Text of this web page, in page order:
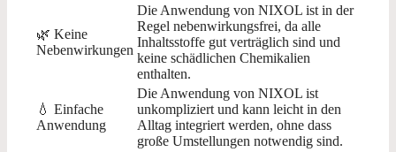
🌿 Keine
Nebenwirkungen
Die Anwendung von NIXOL ist in der
Regel nebenwirkungsfrei, da alle
Inhaltsstoffe gut verträglich sind und
keine schädlichen Chemikalien
enthalten.
💧 Einfache
Anwendung
Die Anwendung von NIXOL ist
unkompliziert und kann leicht in den
Alltag integriert werden, ohne dass
große Umstellungen notwendig sind.